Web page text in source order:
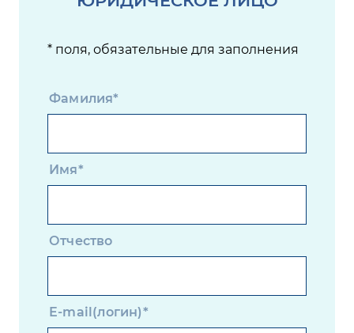
* поля, обязательные для заполнения
Фамилия*
Имя*
Отчество
E-mail(логин)*